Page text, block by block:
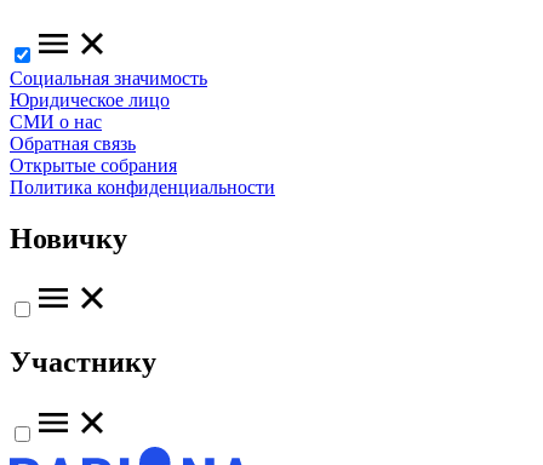
Социальная значимость
Юридическое лицо
СМИ о нас
Обратная связь
Открытые собрания
Политика конфиденциальности
Новичку
Участнику